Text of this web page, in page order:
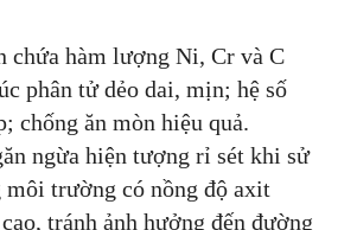
chứa hàm lượng Ni, Cr và C
phân tử dẻo dai, mịn; hệ số
chống ăn mòn hiệu quả.
ngừa hiện tượng rỉ sét khi sử
môi trường có nồng độ axit
tránh ảnh hưởng đến đường